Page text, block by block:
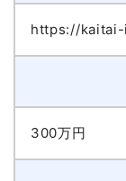
https://
300万円